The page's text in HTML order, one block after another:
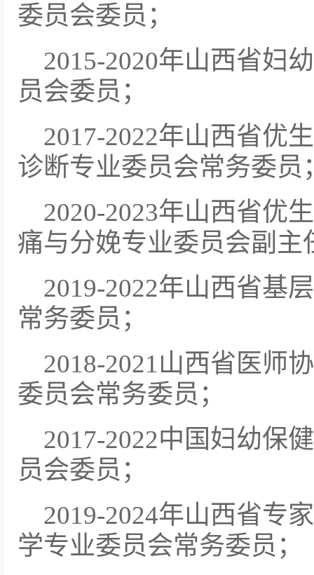
委员会委员；
2015-2020年山西省妇
员会委员；
2017-2022年山西省优
诊断专业委员会常务委员
2020-2023年山西省优
痛与分娩专业委员会副主
2019-2022年山西省基
常务委员；
2018-2021山西省医师
委员会常务委员；
2017-2022中国妇幼保
员会委员；
2019-2024年山西省专
学专业委员会常务委员；